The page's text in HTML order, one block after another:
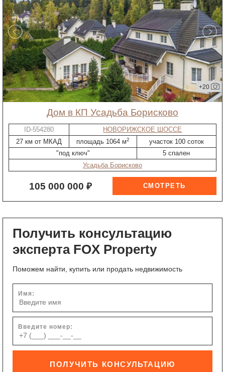
+20
дом в КП Усадьба Борисково
ID-554280
НОВОРИЖСКОЕ ШОССЕ
27 км от МКАД
площадь 1064 м2
участок 100 соток
"под ключ"
5 спален
Усадьба Борисково
105 000 000 ₽
Получить консультацию
эксперта FOX Property
Поможем найти, купить или продать недвижимость
Имя:
Введите номер:
ПОЛУЧИТЬ КОНСУЛЬТАЦИЮ